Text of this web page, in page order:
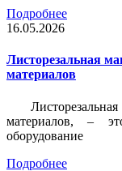
Подробнее
16.05.2026
Листорезальная
материалов
материалов, –
оборудование
Подробнее